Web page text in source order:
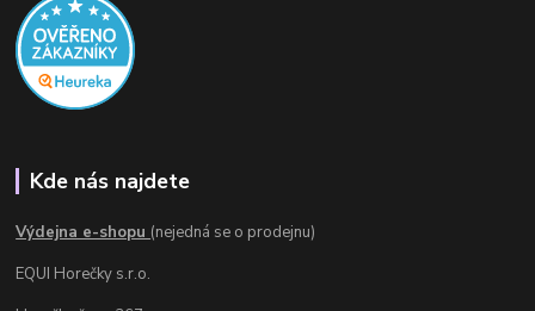
Kde nás najdete
Výdejna e-shopu (nejedná se o prodejnu)
EQUI Horečky s.r.o.